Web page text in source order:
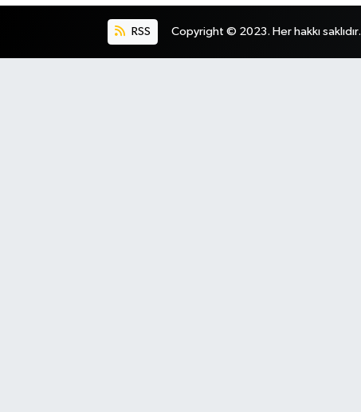
RSS Copyright © 2023. Her hakkı saklıdır.